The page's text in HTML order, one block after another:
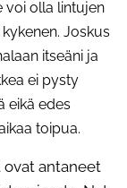
voi olla lintujen
Joskus
itseäni ja
ei pysty
eikä edes
toipua.
ovat antaneet